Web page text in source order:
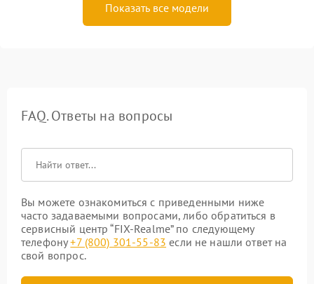
Показать все модели
FAQ. Ответы на вопросы
Вы можете ознакомиться с приведенными ниже
часто задаваемыми вопросами, либо обратиться в
сервисный центр “FIX-Realme” по следующему
телефону+7 (800) 301-55-83 если не нашли ответ на
свой вопрос.